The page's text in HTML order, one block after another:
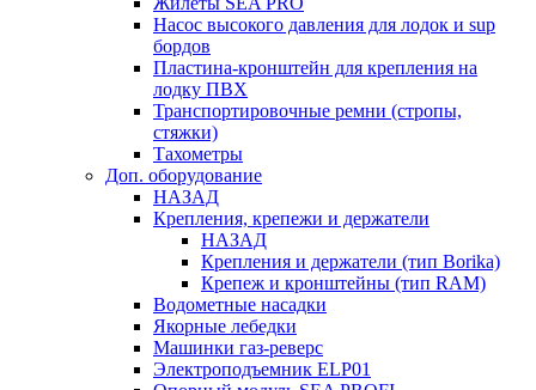
Насос высокого давления для лодок и sup
бордов
Пластина-кронштейн для крепления на
лодку ПВХ
Транспортировочные ремни (стропы,
стяжки)
Тахометры
Доп. оборудование
НАЗАД
Крепления, крепежи и держатели
НАЗАД
Крепления и держатели (тип Borika)
Крепеж и кронштейны (тип RAM)
Водометные насадки
Якорные лебедки
Машинки газ-реверс
Электроподъемник ELP01